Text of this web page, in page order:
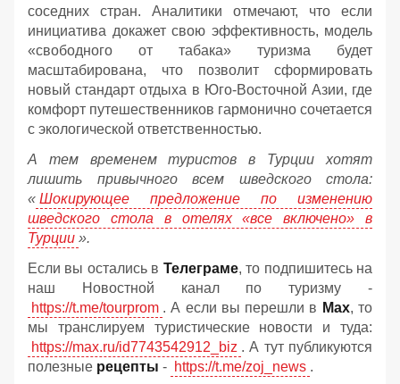
соседних стран. Аналитики отмечают, что если
инициатива докажет свою эффективность, модель
«свободного от табака» туризма будет
масштабирована, что позволит сформировать
новый стандарт отдыха в Юго-Восточной Азии, где
комфорт путешественников гармонично сочетается
с экологической ответственностью.
А тем временем туристов в Турции хотят
лишить привычного всем шведского стола:
« Шокирующее предложение по изменению
шведского стола в отелях «все включено» в
Турции ».
Если вы остались в Телеграме, то подпишитесь на
наш Новостной канал по туризму -
https://t.me/tourprom . А если вы перешли в Мах, то
мы транслируем туристические новости и туда:
https://max.ru/id7743542912_biz . А тут публикуются
полезные рецепты - https://t.me/zoj_news .